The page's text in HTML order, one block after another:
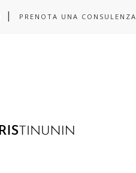
PRENOTA UNA CONSULENZA